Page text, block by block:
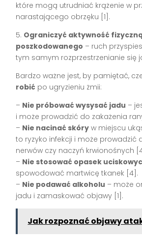
które mogą utrudniać krążenie w
narastającego obrzęku [1].
5. Ograniczyć aktywność
poszkodowanego – ruch
tym samym rozprzestrzenianie się
Bardzo ważne jest, by pamiętać,
robić po ugryzieniu żmii:
– Nie próbować wysysać jadu –
i może prowadzić do zakażenia
– Nie nacinać skóry w miejscu
to ryzyko infekcji i może prowadzić
nerwów czy naczyń krwionośnych
– Nie stosować opasek
spowodować martwicę tkanek [4].
– Nie podawać alkoholu – może
jadu i zamaskować objawy [1].
Jak rozpoznać objawy